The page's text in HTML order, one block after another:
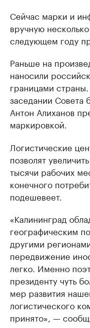
Сейчас марки и
вручную
следующем году
Раньше на
наносили
границами
заседании Совета
Антон Алиханов
маркировкой.
Логистические
позволят
тысячи рабочих
конечного
подешевеет.
«Калининград
географическим
другими
передвижение
легко. Именно
президенту чуть
мер развития
логистического
принято», —